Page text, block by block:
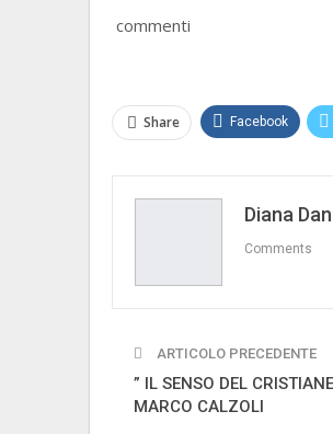
commenti
Share Facebook
Diana
Comments
ARTICOLO PRECEDENTE
” IL SENSO DEL
MARCO CALZOLI